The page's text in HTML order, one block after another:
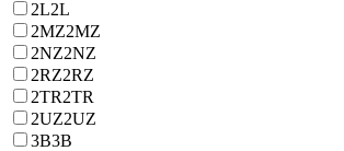
2L2L
2MZ2MZ
2NZ2NZ
2RZ2RZ
2TR2TR
2UZ2UZ
3B3B